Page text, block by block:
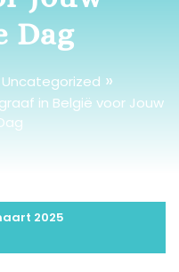
Dag
Uncategorized »
in België voor Jouw
2025